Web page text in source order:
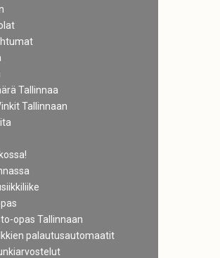
Tallinnaa
Tallinnaan
opas Tallinnaan
palautusautomaatit